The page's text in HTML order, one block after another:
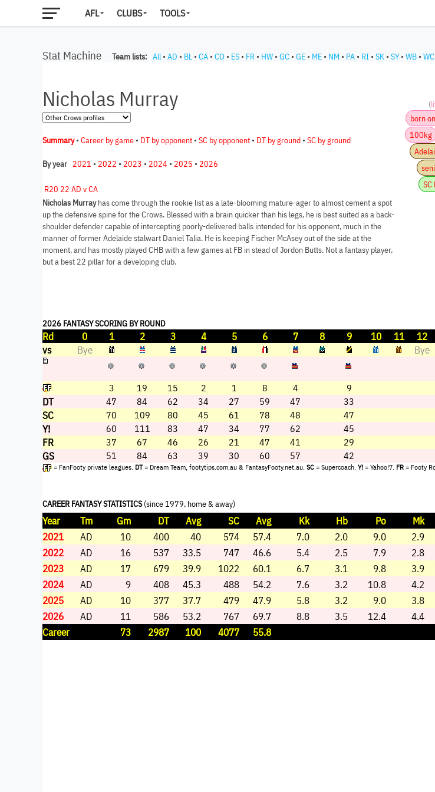
AFL CLUBS TOOLS
Stat Machine Team lists: All • AD • BL • CA • CO • ES • FR • HW • GC • GE • ME • NM • PA • RI • SK • SY• WB • WC